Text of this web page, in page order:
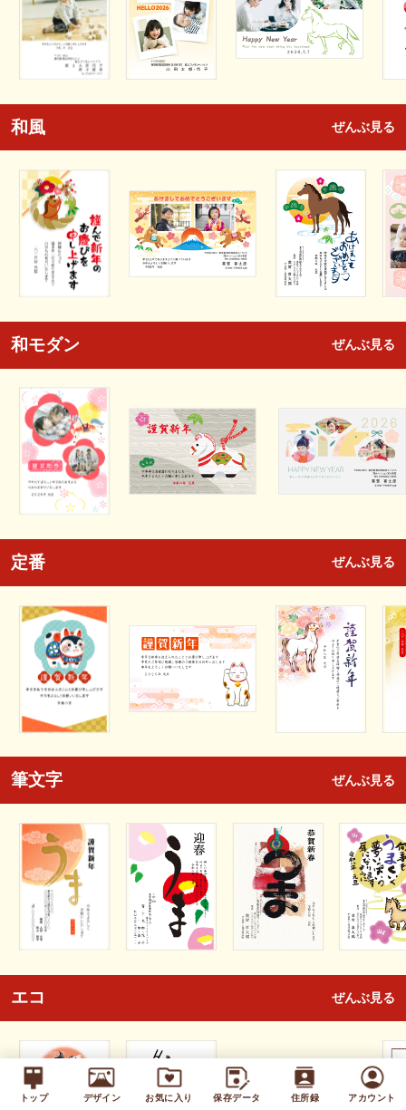
トップ デザイン お気に入り 保存データ 住所録 アカウント
和風 ぜんぶ見る
和モダン ぜんぶ見る
定番 ぜんぶ見る
筆文字 ぜんぶ見る
エコ ぜんぶ見る